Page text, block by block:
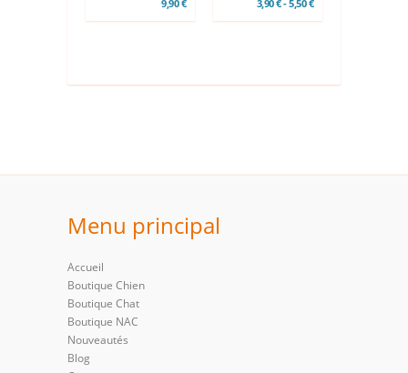
9,90 € 3,90 € - 5,50 €
Menu principal
Accueil
Boutique Chien
Boutique Chat
Boutique NAC
Nouveautés
Blog